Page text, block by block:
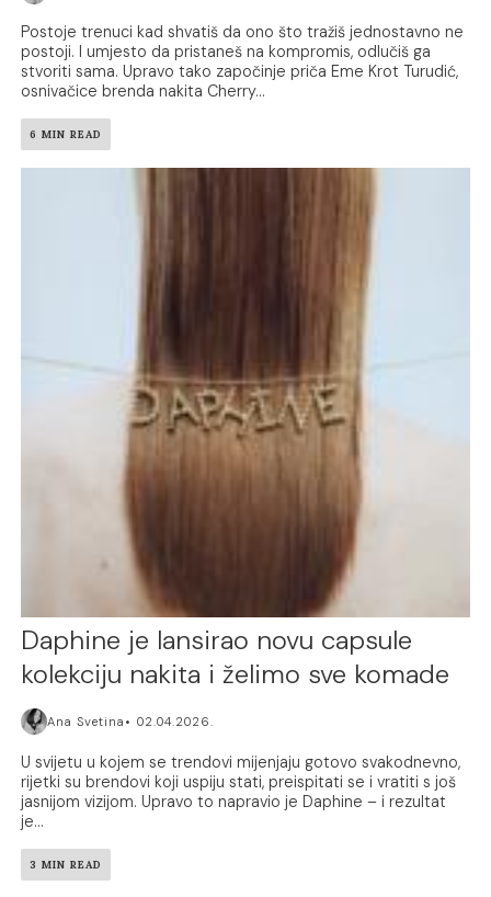
Postoje trenuci kad shvatiš da ono što tražiš jednostavno ne
postoji. I umjesto da pristaneš na kompromis, odlučiš ga
stvoriti sama. Upravo tako započinje priča Eme Krot Turudić,
osnivačice brenda nakita Cherry...
6 MIN READ
Daphine je lansirao novu capsule
kolekciju nakita i želimo sve komade
Ana Svetina 02.04.2026.
U svijetu u kojem se trendovi mijenjaju gotovo svakodnevno,
rijetki su brendovi koji uspiju stati, preispitati se i vratiti s još
jasnijom vizijom. Upravo to napravio je Daphine – i rezultat
je...
3 MIN READ